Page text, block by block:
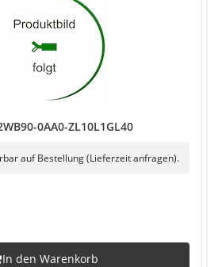
0AA0-ZL10L1GL40
auf Bestellung (Lieferzeit anfragen).
In den Warenkorb